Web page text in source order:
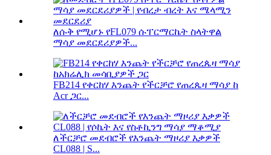
ለሱቅ የሚሆኑ የFL079 ሱፐርማርኬት ስላትዋል
ማሳያ መደርደሪያዎች...
FB214 የቀርከሃ እንጨት የችርቻሮ የጠረጴዛ ማሳያ ከ
Acr ጋር...
ለችርቻሮ መደብሮች የእንጨት ማዞሪያ እቃዎች
CL088 | S...